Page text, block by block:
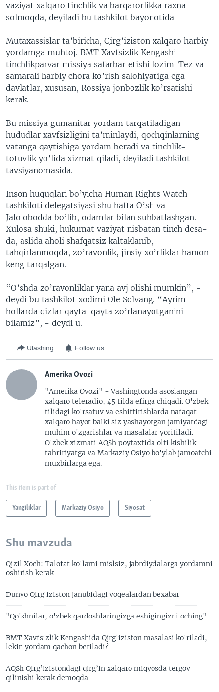
vaziyat xalqaro tinchlik va barqarorlikka raxna
solmoqda, deyiladi bu tashkilot bayonotida.
Mutaxassislar ta’biricha, Qirg’iziston xalqaro harbiy
yordamga muhtoj. BMT Xavfsizlik Kengashi
tinchlikparvar missiya safarbar etishi lozim. Tez va
samarali harbiy chora ko’rish salohiyatiga ega
davlatlar, xususan, Rossiya jonbozlik ko’rsatishi
kerak.
Bu missiya gumanitar yordam tarqatiladigan
hududlar xavfsizligini ta’minlaydi, qochqinlarning
vatanga qaytishiga yordam beradi va tinchlik-
totuvlik yo’lida xizmat qiladi, deyiladi tashkilot
tavsiyanomasida.
Inson huquqlari bo’yicha Human Rights Watch
tashkiloti delegatsiyasi shu hafta O’sh va
Jalolobodda bo’lib, odamlar bilan suhbatlashgan.
Xulosa shuki, hukumat vaziyat nisbatan tinch desa-
da, aslida aholi shafqatsiz kaltaklanib,
tahqirlanmoqda, zo’ravonlik, jinsiy xo’rliklar hamon
keng tarqalgan.
“O’shda zo’ravonliklar yana avj olishi mumkin”, -
deydi bu tashkilot xodimi Ole Solvang. “Ayrim
hollarda qizlar qayta-qayta zo’rlanayotganini
bilamiz”, - deydi u.
Ulashing Follow us
Amerika Ovozi
"Amerika Ovozi" - Vashingtonda asoslangan
xalqaro teleradio, 45 tilda efirga chiqadi. O'zbek
tilidagi ko'rsatuv va eshittirishlarda nafaqat
xalqaro hayot balki siz yashayotgan jamiyatdagi
muhim o'zgarishlar va masalalar yoritiladi.
O'zbek xizmati AQSh poytaxtida olti kishilik
tahririyatga va Markaziy Osiyo bo'ylab jamoatchi
muxbirlarga ega.
This item is part of
Yangiliklar Markaziy Osiyo Siyosat
Shu mavzuda
Qizil Xoch: Talofat ko'lami mislsiz, jabrdiydalarga yordamni
oshirish kerak
Dunyo Qirg'iziston janubidagi voqealardan bexabar
"Qo'shnilar, o'zbek qardoshlaringizga eshigingizni oching"
BMT Xavfsizlik Kengashida Qirg'iziston masalasi ko'riladi,
lekin yordam qachon beriladi?
AQSh Qirg’izistondagi qirg’in xalqaro miqyosda tergov
qilinishi kerak demoqda